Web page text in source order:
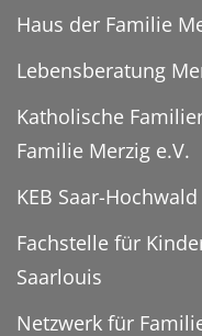
Haus der Familie
Lebensberatung
Katholische
Familie Merzig e.V.
KEB Saar-Hochwald
Fachstelle für
Saarlouis
Netzwerk für